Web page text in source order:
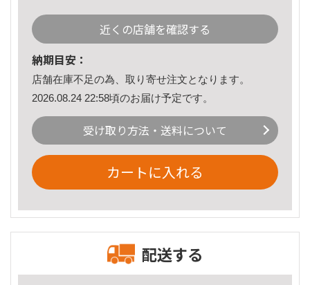
近くの店舗を確認する
納期目安：
店舗在庫不足の為、取り寄せ注文となります。
2026.08.24 22:58頃のお届け予定です。
受け取り方法・送料について
カートに入れる
配送する